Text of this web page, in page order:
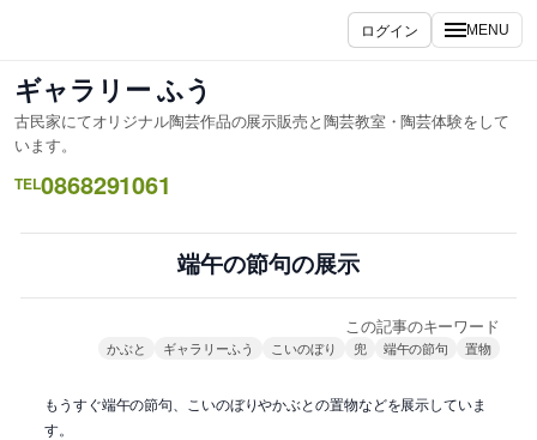
ス
キ
ッ
プ
ログイン MENU
ギャラリー ふう
古民家にてオリジナル陶芸作品の展示販売と陶芸教室・陶芸体験をして
います。
TEL0868291061
端午の節句の展示
この記事のキーワード
かぶと ギャラリーふう こいのぼり 兜 端午の節句 置物
もうすぐ端午の節句、こいのぼりやかぶとの置物などを展示していま
す。